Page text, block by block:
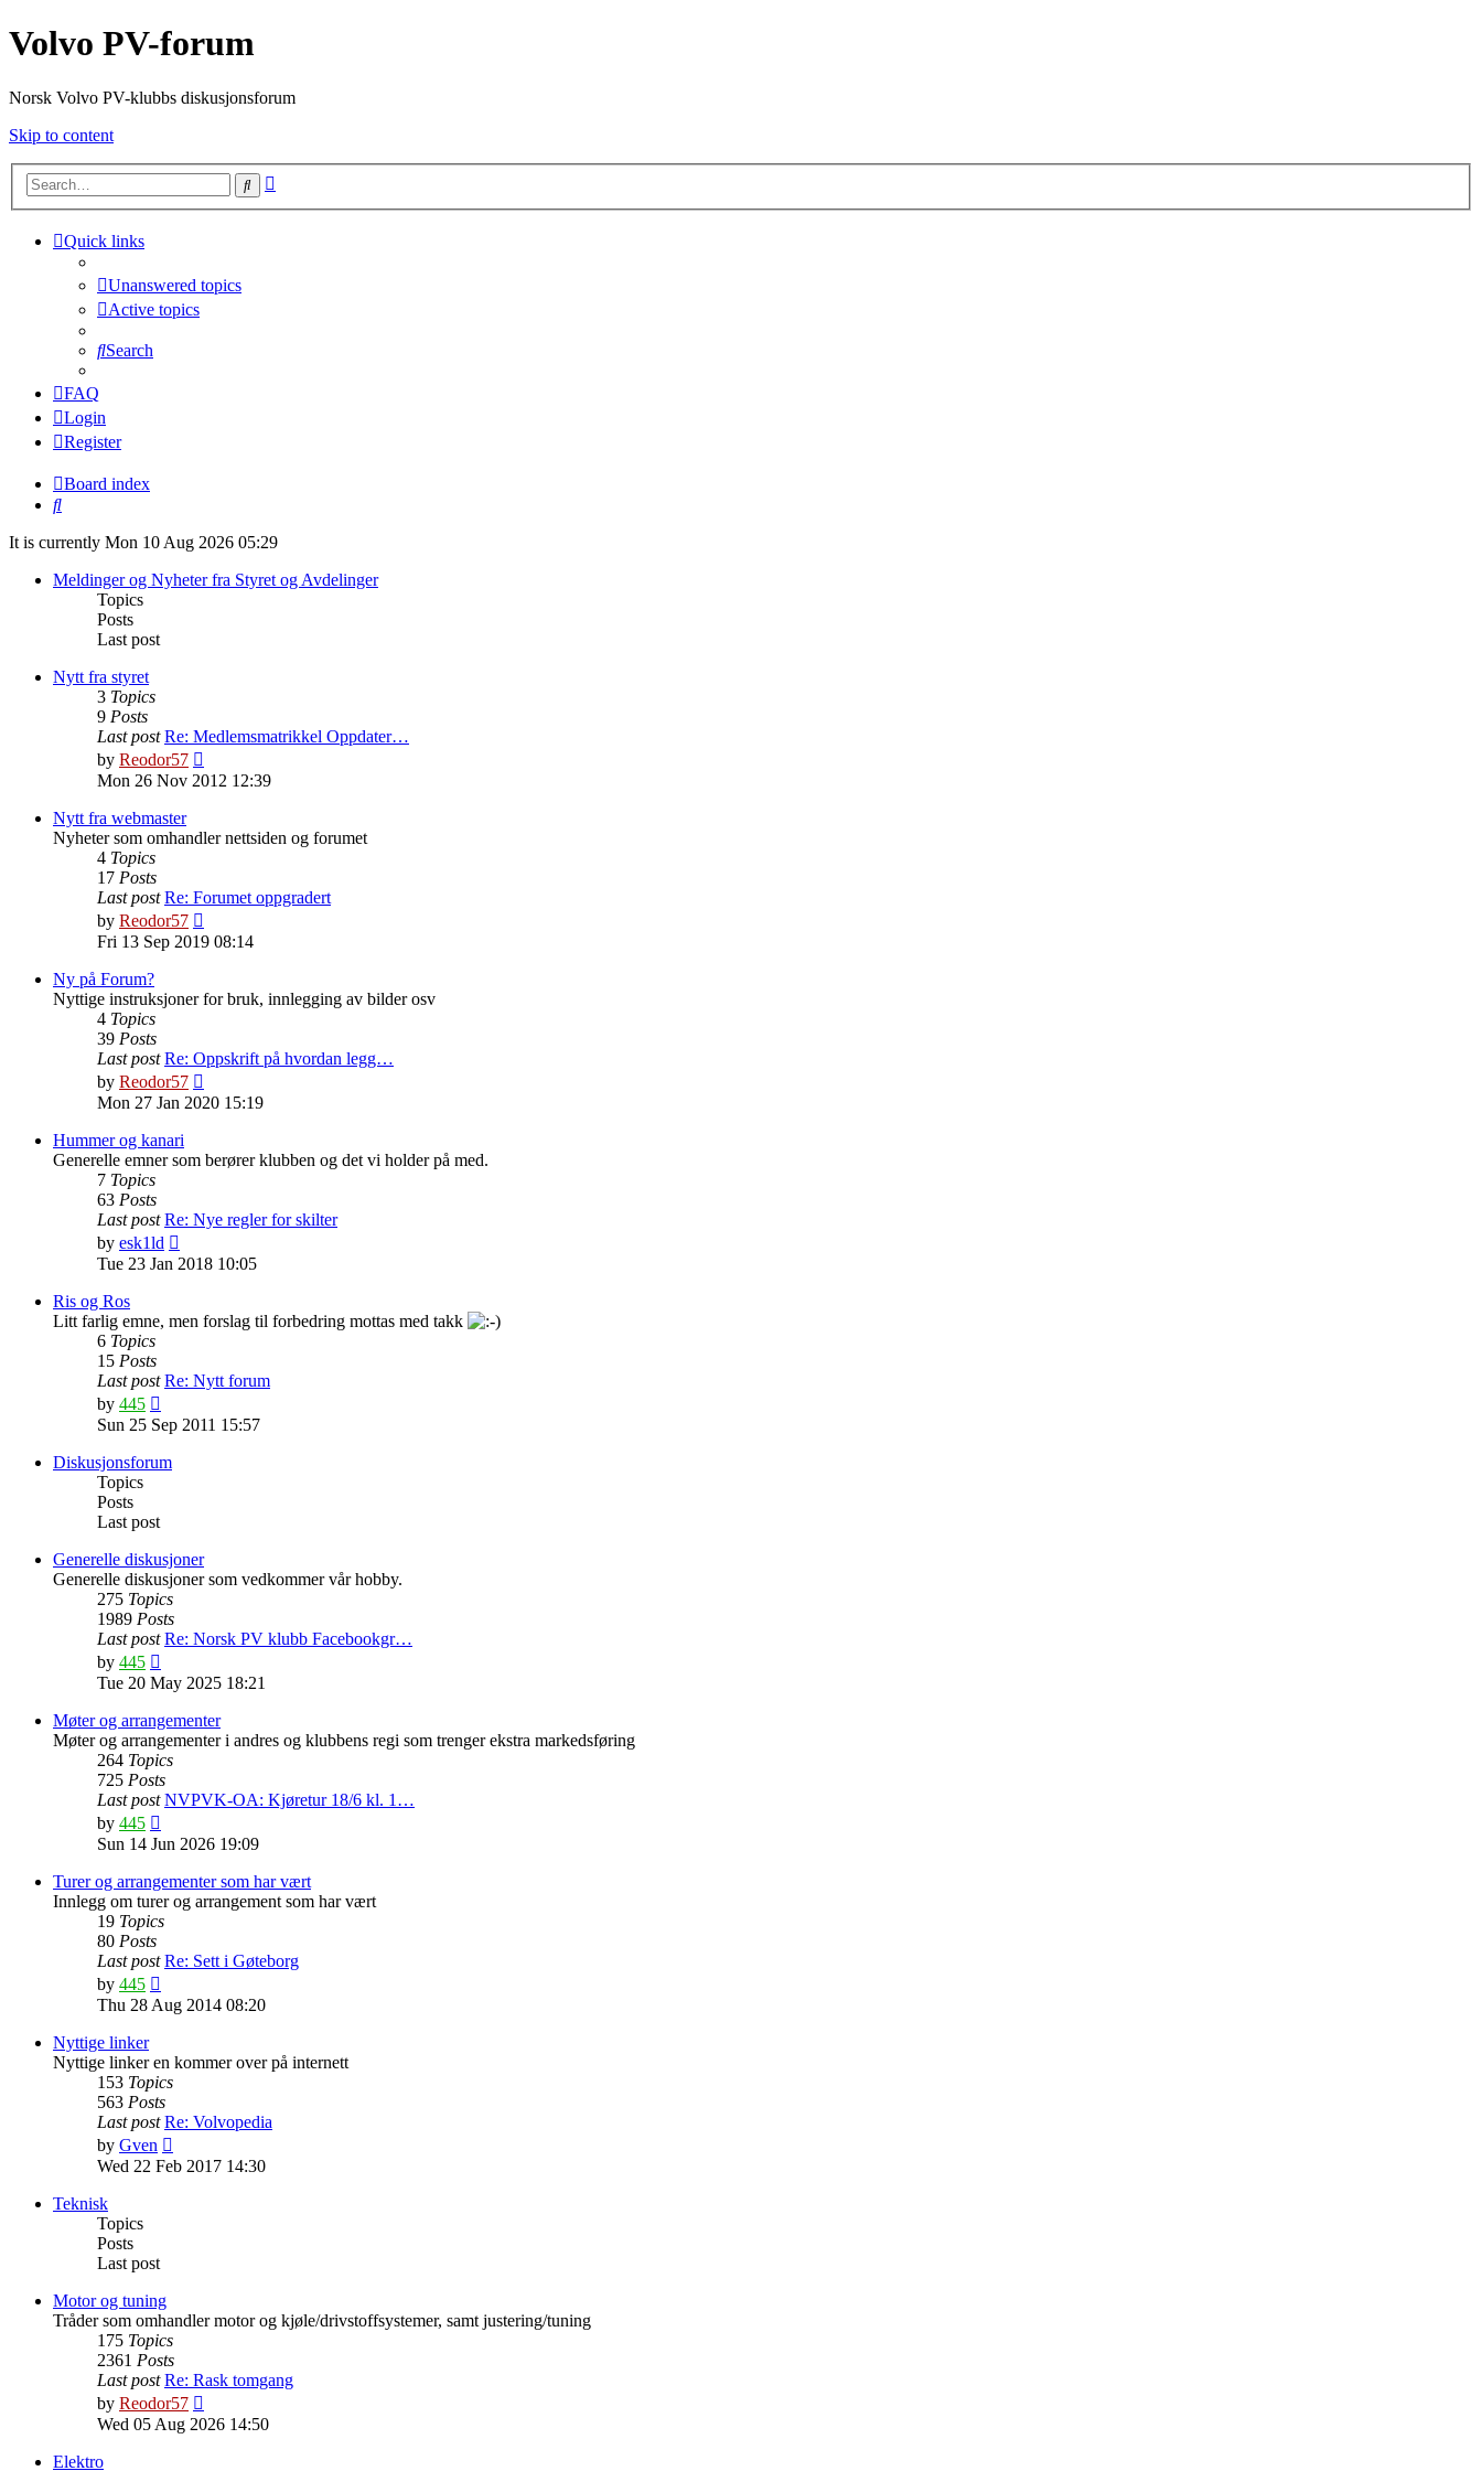
Volvo PV-forum
Norsk Volvo PV-klubbs diskusjonsforum
Skip to content
Search
Quick links
Unanswered topics
Active topics
Search
FAQ
Login
Register
Board index
Search
It is currently Mon 10 Aug 2026 05:29
Meldinger og Nyheter fra Styret og Avdelinger
Topics
Posts
Last post
Nytt fra styret
3 Topics
9 Posts
Last post Re: Medlemsmatrikkel Oppdater…
by Reodor57
the
Mon 26 Nov 2012 12:39
Nytt fra webmaster
Nyheter som omhandler nettsiden og forumet
4 Topics
17 Posts
Last post Re: Forumet oppgradert
by Reodor57
the
Fri 13 Sep 2019 08:14
Ny på Forum?
Nyttige instruksjoner for bruk, innlegging av bilder osv
4 Topics
39 Posts
Last post Re: Oppskrift på hvordan legg…
by Reodor57
the
Mon 27 Jan 2020 15:19
Hummer og kanari
Generelle emner som berører klubben og det vi holder på med.
7 Topics
63 Posts
Last post Re: Nye regler for skilter
by esk1ld
the
Tue 23 Jan 2018 10:05
Ris og Ros
Litt farlig emne, men forslag til forbedring mottas med takk
6 Topics
15 Posts
Last post Re: Nytt forum
by 445
the
latest
post
Sun 25 Sep 2011 15:57
Diskusjonsforum
Topics
Posts
Last post
Generelle diskusjoner
Generelle diskusjoner som vedkommer vår hobby.
275 Topics
1989 Posts
Last post Re: Norsk PV klubb Facebookgr…
by 445
the
latest
post
Tue 20 May 2025 18:21
Møter og arrangementer
Møter og arrangementer i andres og klubbens regi som trenger ekstra markedsføring
264 Topics
725 Posts
Last post NVPVK-OA: Kjøretur 18/6 kl. 1…
by 445
the
post
Sun 14 Jun 2026 19:09
Turer og arrangementer som har vært
Innlegg om turer og arrangement som har vært
19 Topics
80 Posts
Last post Re: Sett i Gøteborg
by 445
the
latest
Thu 28 Aug 2014 08:20
Nyttige linker
Nyttige linker en kommer over på internett
153 Topics
563 Posts
Last post Re: Volvopedia
by Gven
the
Wed 22 Feb 2017 14:30
Teknisk
Topics
Posts
Last post
Motor og tuning
Tråder som omhandler motor og kjøle/drivstoffsystemer, samt justering/tuning
175 Topics
2361 Posts
Last post Re: Rask tomgang
by Reodor57
the
Wed 05 Aug 2026 14:50
Elektro